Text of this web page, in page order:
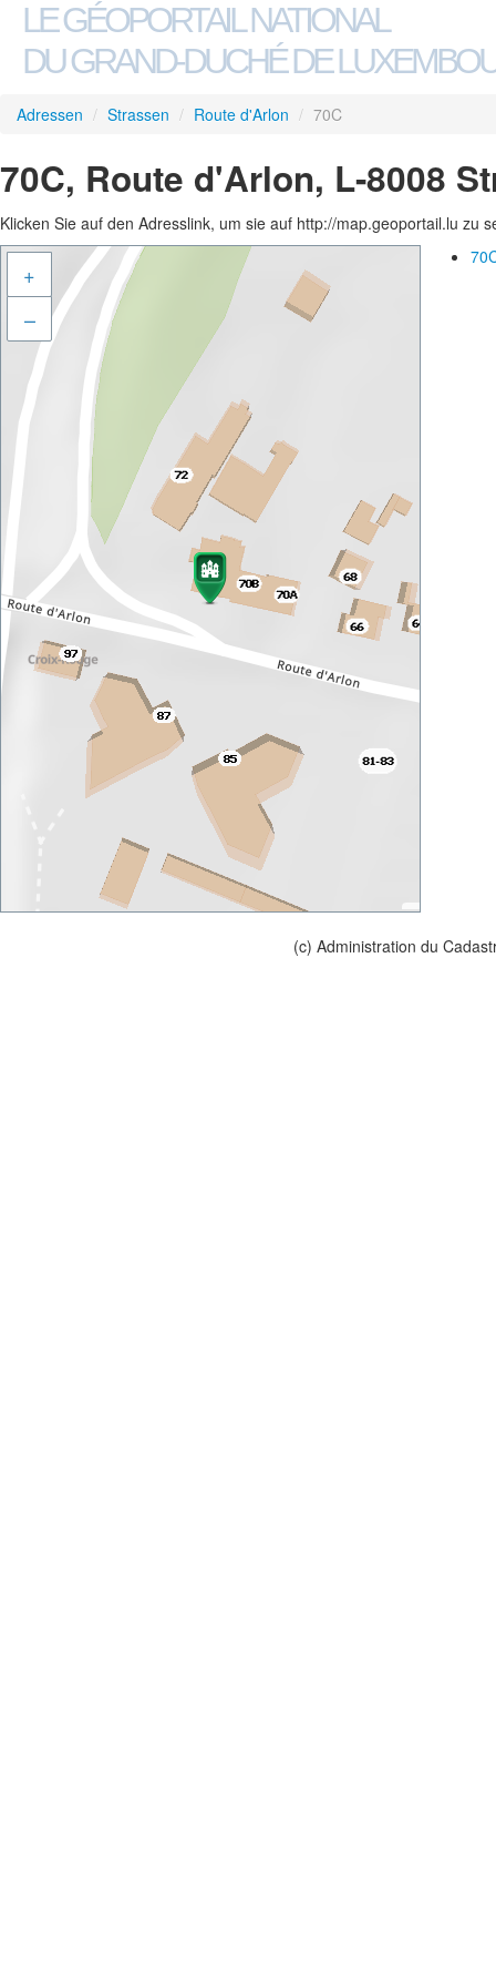
LE GÉOPORTAIL NATIONAL
DU GRAND-DUCHÉ DE
Adressen / Strassen / Route d'Arlon / 70C
70C, Route d'Arlon, L-8008
Klicken Sie auf den Adresslink, um sie auf http://map.geoportail.lu zu
+
–
(c) Administration du